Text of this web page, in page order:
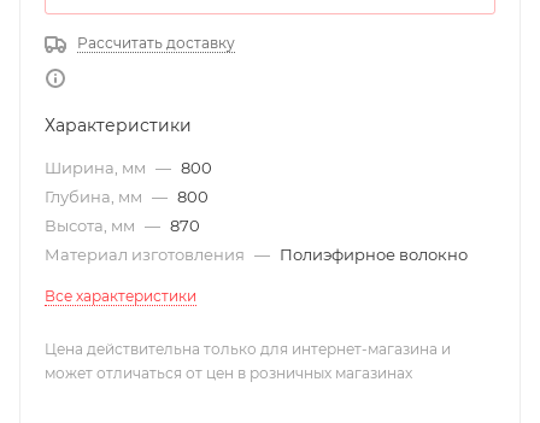
Рассчитать доставку
Характеристики
Ширина, мм — 800
Глубина, мм — 800
Высота, мм — 870
Материал изготовления — Полиэфирное волокно
Все характеристики
Цена действительна только для интернет-магазина и
может отличаться от цен в розничных магазинах